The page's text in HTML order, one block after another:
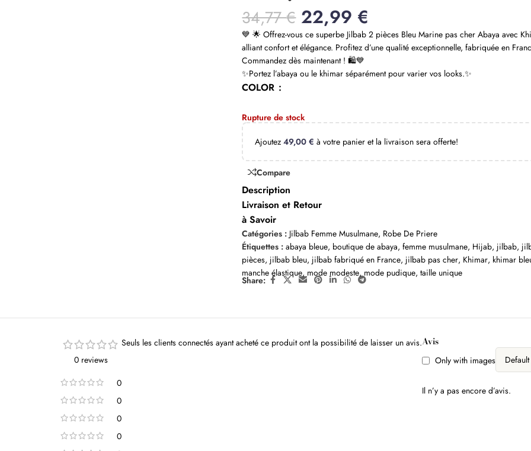
34,77€ 22,99 €
💙 🌟 Offrez-vous ce superbe Jilbab 2 pièces Bleu Marine pas cher Abaya avec
alliant confort et élégance. Profitez d’une qualité exceptionnelle, fabriquée en
Commandez dès maintenant ! 🛍️💙
✨Portez l’abaya ou le khimar séparément pour varier vos looks.✨
COLOR
Rupture de stock
Ajoutez49,00€ à votre panier et la livraison sera offerte!
Compare
Description
Livraison et Retour
à Savoir
Catégories : Jilbab Femme Musulmane, Robe De Priere
Étiquettes : abaya bleue, boutique de abaya, femme musulmane, Hijab, jilbab,
pièces, jilbab bleu, jilbab fabriqué en France, jilbab pas cher, Khimar, khimar
manche élastique, mode modeste, mode pudique, taille unique
Share:
0 reviews
0
0
0
0
Avis
Only with images
Il n’y a pas encore d’avis.
Seuls les clients connectés ayant acheté ce produit ont la possibilité de laisser un avis.